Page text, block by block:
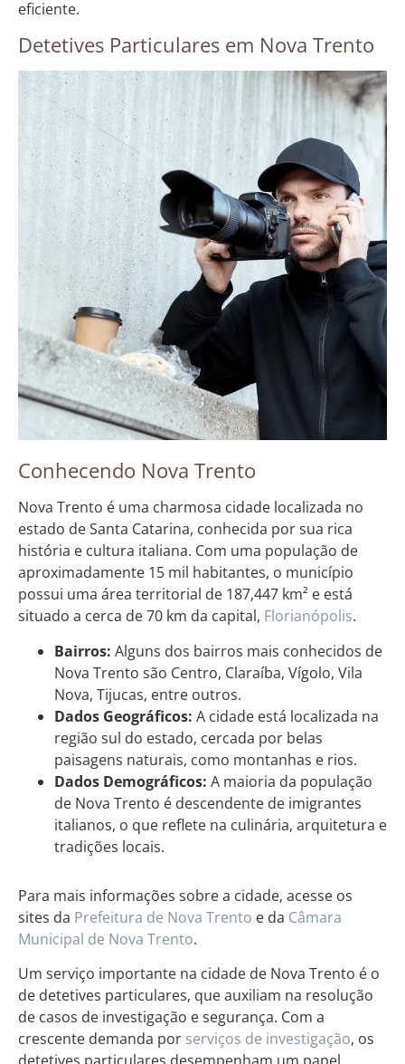
eficiente.
Detetives Particulares em Nova Trento
Conhecendo Nova Trento
Nova Trento é uma charmosa cidade localizada no
estado de Santa Catarina, conhecida por sua rica
história e cultura italiana. Com uma população de
aproximadamente 15 mil habitantes, o município
possui uma área territorial de 187,447 km² e está
situado a cerca de 70 km da capital, Florianópolis.
Bairros: Alguns dos bairros mais conhecidos de
Nova Trento são Centro, Claraíba, Vígolo, Vila
Nova, Tijucas, entre outros.
Dados Geográficos: A cidade está localizada na
região sul do estado, cercada por belas
paisagens naturais, como montanhas e rios.
Dados Demográficos: A maioria da população
de Nova Trento é descendente de imigrantes
italianos, o que reflete na culinária, arquitetura e
tradições locais.
Para mais informações sobre a cidade, acesse os
sites da Prefeitura de Nova Trento e da Câmara
Municipal de Nova Trento.
Um serviço importante na cidade de Nova Trento é o
de detetives particulares, que auxiliam na resolução
de casos de investigação e segurança. Com a
crescente demanda por serviços de investigação, os